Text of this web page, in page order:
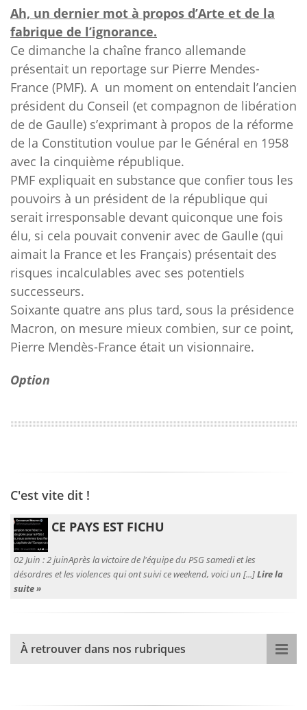
Ah, un dernier mot à propos d’Arte et de la
fabrique de l’ignorance.
Ce dimanche la chaîne franco allemande
présentait un reportage sur Pierre Mendes-
France (PMF). A un moment on entendait l’ancien
président du Conseil (et compagnon de libération
de de Gaulle) s’exprimant à propos de la réforme
de la Constitution voulue par le Général en 1958
avec la cinquième république.
PMF expliquait en substance que confier tous les
pouvoirs à un président de la république qui
serait irresponsable devant quiconque une fois
élu, si cela pouvait convenir avec de Gaulle (qui
aimait la France et les Français) présentait des
risques incalculables avec ses potentiels
successeurs.
Soixante quatre ans plus tard, sous la présidence
Macron, on mesure mieux combien, sur ce point,
Pierre Mendès-France était un visionnaire.
Option
C'est vite dit !
CE PAYS EST FICHU
02 Juin :2 juinAprès la victoire de l'équipe du PSG samedi et les
désordres et les violences qui ont suivi ce weekend, voici un [...]Lire la
suite »
À retrouver dans nos rubriques